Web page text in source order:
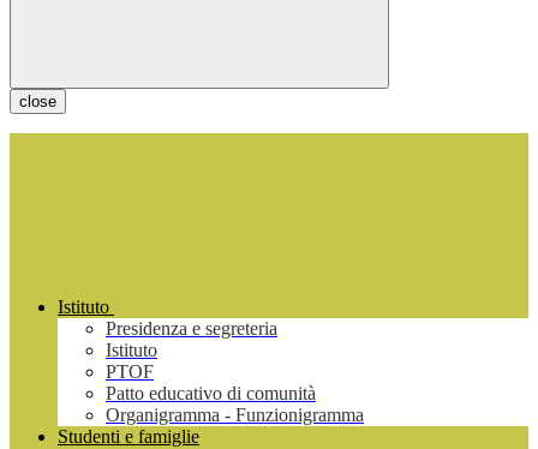
close
Istituto
Presidenza e segreteria
Istituto
PTOF
Patto educativo di comunità
Organigramma - Funzionigramma
Studenti e famiglie